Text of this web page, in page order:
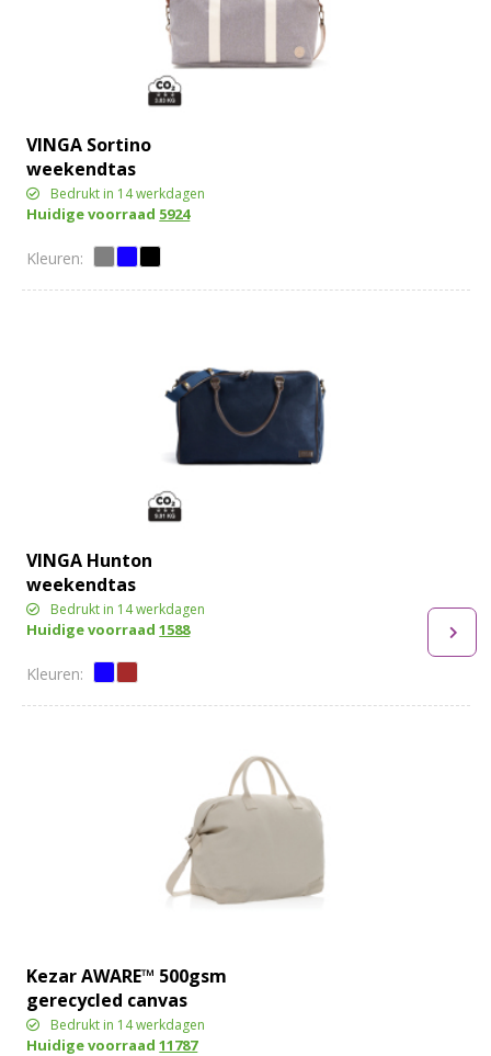
VINGA Sortino
weekendtas
Bedrukt in 14 werkdagen
Huidige voorraad 5924
VINGA Hunton
weekendtas
Bedrukt in 14 werkdagen
Huidige voorraad1588
Kezar AWARE™ 500gsm
gerecycled canvas
deluxe weekendtas
Bedrukt in 14 werkdagen
Huidige voorraad11787